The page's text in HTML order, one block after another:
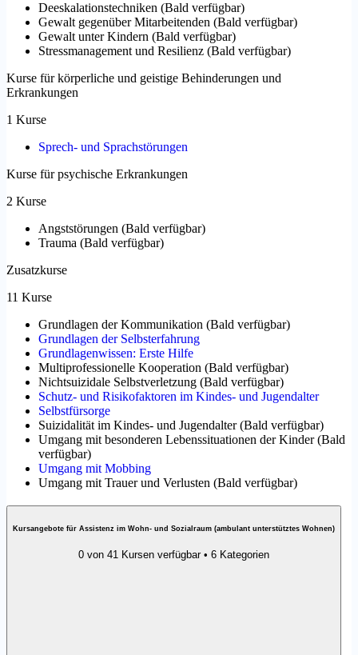
Deeskalationstechniken (Bald verfügbar)
Gewalt gegenüber Mitarbeitenden (Bald verfügbar)
Gewalt unter Kindern (Bald verfügbar)
Stressmanagement und Resilienz (Bald verfügbar)
Kurse für körperliche und geistige Behinderungen und
Erkrankungen
1 Kurse
Sprech- und Sprachstörungen
Kurse für psychische Erkrankungen
2 Kurse
Angststörungen (Bald verfügbar)
Trauma (Bald verfügbar)
Zusatzkurse
11 Kurse
Grundlagen der Kommunikation (Bald verfügbar)
Grundlagen der Selbsterfahrung
Grundlagenwissen: Erste Hilfe
Multiprofessionelle Kooperation (Bald verfügbar)
Nichtsuizidale Selbstverletzung (Bald verfügbar)
Schutz- und Risikofaktoren im Kindes- und Jugendalter
Selbstfürsorge
Suizidalität im Kindes- und Jugendalter(Bald verfügbar)
Umgang mit besonderen Lebenssituationen der Kinder(Bald
verfügbar)
Umgang mit Mobbing
Umgang mit Trauer und Verlusten (Bald verfügbar)
Kursangebote für Assistenz im Wohn- und Sozialraum (ambulant unterstütztes Wohnen)
0 von 41 Kursen verfügbar • 6 Kategorien